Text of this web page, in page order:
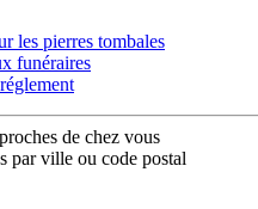
les pierres tombales
funéraires
de chez vous
par ville ou code postal